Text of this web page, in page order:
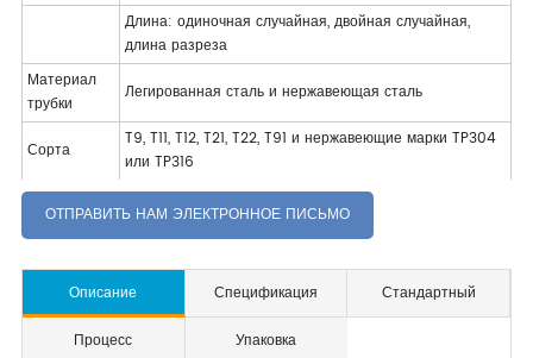
Длина: одиночная случайная, двойная случайная,
длина разреза
Материал
трубки
Легированная сталь и нержавеющая сталь
Сорта
T9, T11, T12, T21, T22, T91 и нержавеющие марки TP304
или TP316
ОТПРАВИТЬ НАМ ЭЛЕКТРОННОЕ ПИСЬМО
Описание Спецификация Стандартный
Процесс Упаковка